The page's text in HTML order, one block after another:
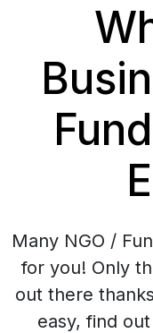
Many NGO /
for you! Only
out there
easy, find